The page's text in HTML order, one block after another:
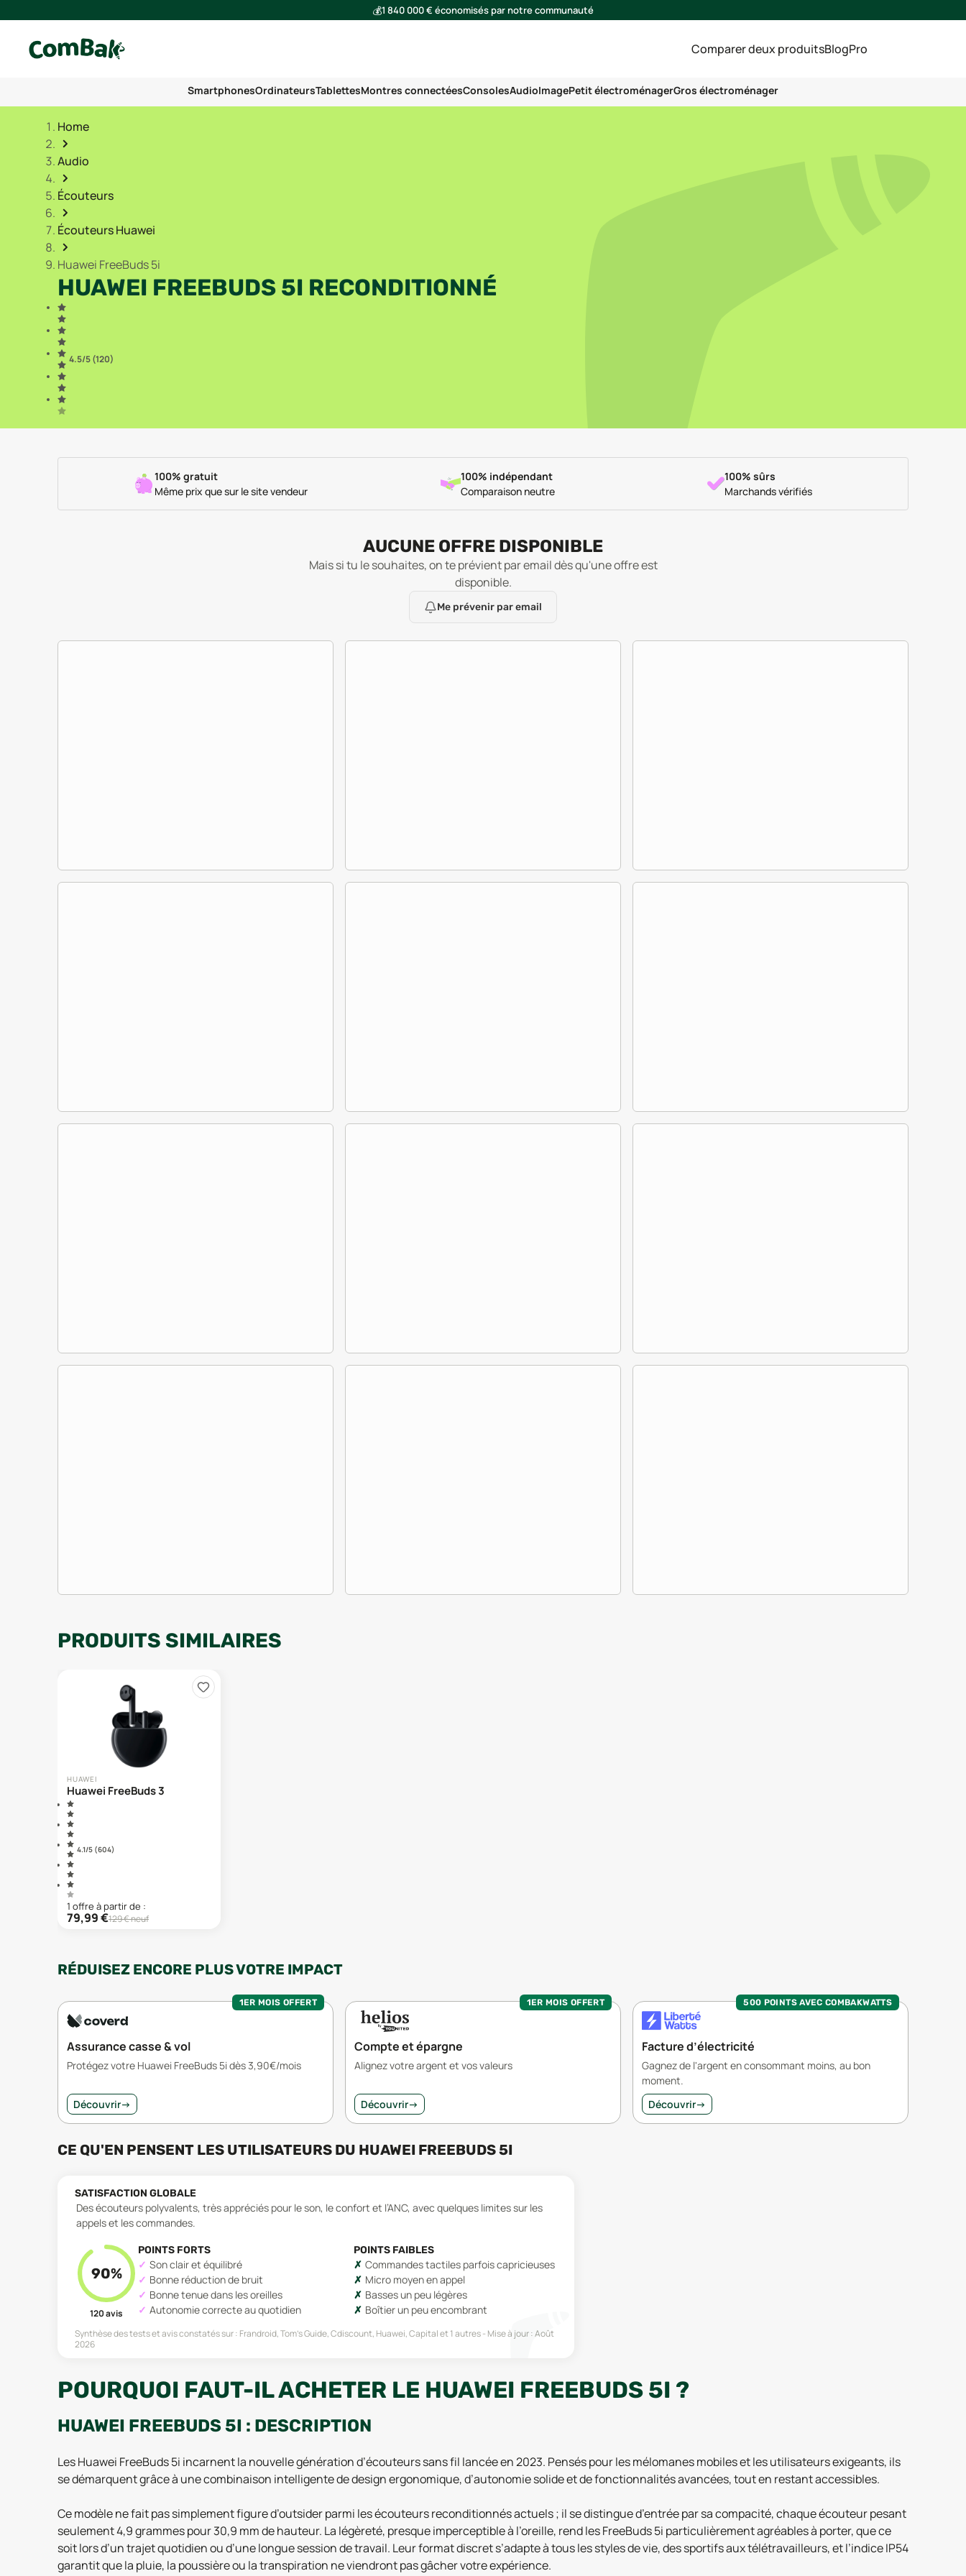
💰1 840 000 € économisés par notre communauté
Comparer deux produitsBlogPro
SmartphonesOrdinateursTablettesMontres connectéesConsolesAudioImagePetit électroménagerGros électroménager
Home
Audio
Écouteurs
Écouteurs Huawei
Huawei FreeBuds 5i
HUAWEI FREEBUDS 5I RECONDITIONNÉ
4.5/5 (120)
100% gratuit
Même prix que sur le site vendeur
100% indépendant
Comparaison neutre
100% sûrs
Marchands vérifiés
AUCUNE OFFRE DISPONIBLE
Mais si tu le souhaites, on te prévient par email dès qu'une offre est
disponible.
Me prévenir par email
PRODUITS SIMILAIRES
HUAWEI
Huawei FreeBuds 3
4.1/5 (604)
1 offre à partir de :
79,99€129€ neuf
RÉDUISEZ ENCORE PLUS VOTRE IMPACT
1ER MOIS OFFERT
Assurance casse & vol
Protégez votre Huawei FreeBuds 5i dès 3,90€/mois
Découvrir→
1ER MOIS OFFERT
Compte et épargne
Alignez votre argent et vos valeurs
Découvrir→
500 POINTS AVEC COMBAKWATTS
Facture d’électricité
Gagnez de l'argent en consommant moins, au bon
moment.
Découvrir→
CE QU'EN PENSENT LES UTILISATEURS DU HUAWEI FREEBUDS 5I
SATISFACTION GLOBALE
Des écouteurs polyvalents, très appréciés pour le son, le confort et l’ANC, avec quelques limites sur les
appels et les commandes.
90%
120avis
POINTS FORTS
Son clair et équilibré
Bonne réduction de bruit
Bonne tenue dans les oreilles
Autonomie correcte au quotidien
POINTS FAIBLES
Commandes tactiles parfois capricieuses
Micro moyen en appel
Basses un peu légères
Boîtier un peu encombrant
Synthèse des tests et avis constatés sur : Frandroid, Tom's Guide, Cdiscount, Huawei, Capitalet 1 autres Mise à jour :Août
2026
POURQUOI FAUT-IL ACHETER LE HUAWEI FREEBUDS 5I ?
HUAWEI FREEBUDS 5I : DESCRIPTION
Les Huawei FreeBuds 5i incarnent la nouvelle génération d’écouteurs sans fil lancée en 2023. Pensés pour les mélomanes mobiles et les utilisateurs exigeants, ils
se démarquent grâce à une combinaison intelligente de design ergonomique, d’autonomie solide et de fonctionnalités avancées, tout en restant accessibles.
Ce modèle ne fait pas simplement figure d’outsider parmi les écouteurs reconditionnés actuels ; il se distingue d’entrée par sa compacité, chaque écouteur pesant
seulement 4,9 grammes pour 30,9 mm de hauteur. La légèreté, presque imperceptible à l’oreille, rend les FreeBuds 5i particulièrement agréables à porter, que ce
soit lors d’un trajet quotidien ou d’une longue session de travail. Leur format discret s’adapte à tous les styles de vie, des sportifs aux télétravailleurs, et l’indice IP54
garantit que la pluie, la poussière ou la transpiration ne viendront pas gâcher votre expérience.